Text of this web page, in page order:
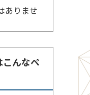
ありませ
んなペ